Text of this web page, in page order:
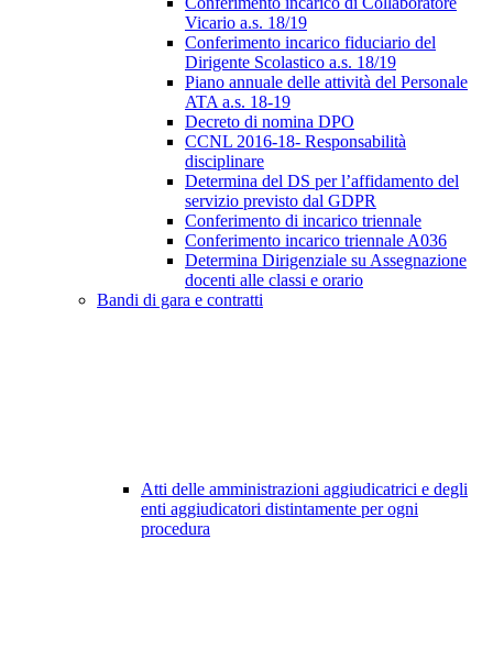
Vicario a.s. 18/19
Conferimento incarico fiduciario del
Dirigente Scolastico a.s. 18/19
Piano annuale delle attività del Personale
ATA a.s. 18-19
Decreto di nomina DPO
CCNL 2016-18- Responsabilità
disciplinare
Determina del DS per l’affidamento del
servizio previsto dal GDPR
Conferimento di incarico triennale
Conferimento incarico triennale A036
Determina Dirigenziale su Assegnazione
docenti alle classi e orario
Bandi di gara e contratti
Atti delle amministrazioni aggiudicatrici e degli
enti aggiudicatori distintamente per ogni
procedura